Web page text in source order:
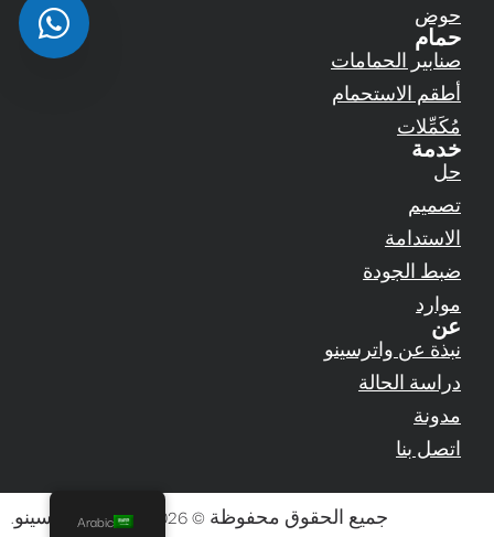
حوض
حمام
صنابير الحمامات
أطقم الاستحمام
مُكَمِّلات
خدمة
حل
تصميم
الاستدامة
ضبط الجودة
موارد
عن
نبذة عن واترسينو
دراسة الحالة
مدونة
اتصل بنا
جميع الحقوق محفوظة © 2026 لشركة واترسينو. Arabic